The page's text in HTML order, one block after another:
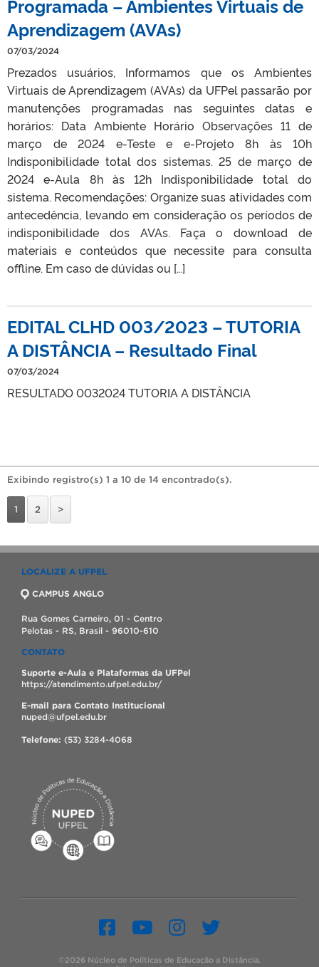
Programada – Ambientes Virtuais de
Aprendizagem (AVAs)
07/03/2024
Prezados usuários, Informamos que os Ambientes
Virtuais de Aprendizagem (AVAs) da UFPel passarão por
manutenções programadas nas seguintes datas e
horários: Data Ambiente Horário Observações 11 de
março de 2024 e-Teste e e-Projeto 8h às 10h
Indisponibilidade total dos sistemas. 25 de março de
2024 e-Aula 8h às 12h Indisponibilidade total do
sistema. Recomendações: Organize suas atividades com
antecedência, levando em consideração os períodos de
indisponibilidade dos AVAs. Faça o download de
materiais e conteúdos que necessite para consulta
offline. Em caso de dúvidas ou […]
EDITAL CLHD 003/2023 – TUTORIA
A DISTÂNCIA – Resultado Final
07/03/2024
RESULTADO 0032024 TUTORIA A DISTÂNCIA
Exibindo registro(s) 1 a 10 de 14 encontrado(s).
1 2 >
LOCALIZE A UFPEL
CAMPUS ANGLO
Rua Gomes Carneiro, 01 - Centro
Pelotas - RS, Brasil - 96010-610
CONTATO
Suporte e-Aula e Plataformas da UFPel
https://atendimento.ufpel.edu.br/
E-mail para Contato Institucional
nuped@ufpel.edu.br
Telefone: (53) 3284-4068
©2026 Núcleo de Políticas de Educação a Distância.